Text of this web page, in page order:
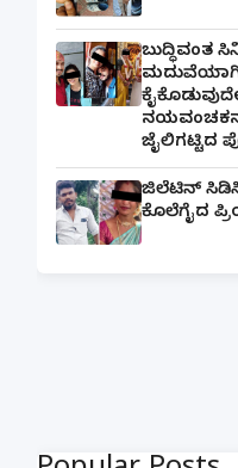
ಬುದ್ಧಿವಂತ
ಜೈಲಿಗಟ್ಟಿದ
ಜಿಲೆಟಿನ್
ಕೊಲೆಗೈದ